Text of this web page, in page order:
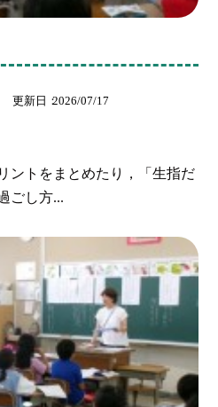
更新日 2026/07/17
ントをまとめたり，「生指だ
ごし方...